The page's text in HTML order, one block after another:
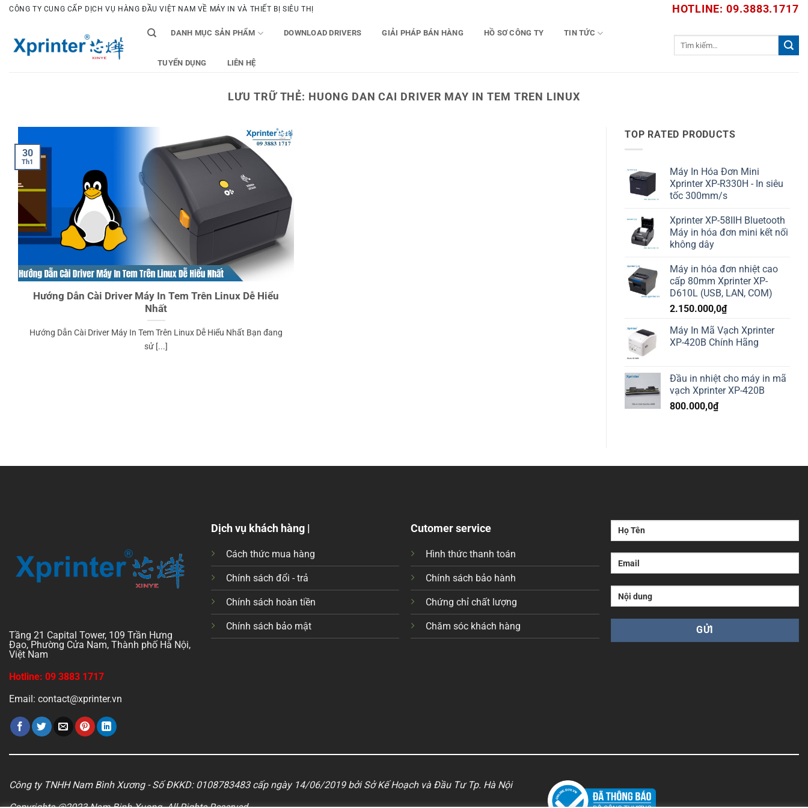
Bỏ
dung
CÔNG TY CUNG CẤP DỊCH VỤ HÀNG ĐẦU VIỆT NAM VỀ MÁY IN VÀ THIẾT BỊ SIÊU THỊ HOTLINE: 09.3883.1717
DANH MỤC SẢN PHẨM DOWNLOAD DRIVERS GIẢI PHÁP BÁN HÀNG HỒ SƠ CÔNG TY TIN TỨC
TUYỂN DỤNG LIÊN HỆ
LƯU TRỮ THẺ: HUONG DAN CAI DRIVER MAY IN TEM TREN LINUX
Hướng Dẫn Cài Driver Máy In Tem Trên Linux Dễ Hiểu
Nhất
Hướng Dẫn Cài Driver Máy In Tem Trên Linux Dễ Hiểu Nhất Bạn đang
sử [...]
30
Th1
TOP RATED PRODUCTS
Máy In Hóa Đơn Mini
Xprinter XP-R330H - In siêu
tốc 300mm/s
Xprinter XP-58IIH Bluetooth
Máy in hóa đơn mini kết nối
không dây
Máy in hóa đơn nhiệt cao
cấp 80mm Xprinter XP-
D610L (USB, LAN, COM)
2.150.000,0₫
Máy In Mã Vạch Xprinter
XP-420B Chính Hãng
Đầu in nhiệt cho máy in mã
vạch Xprinter XP-420B
800.000,0₫
Tầng 21 Capital Tower, 109 Trần Hưng
Đạo, Phường Cửa Nam, Thành phố Hà Nội,
Việt Nam
Hotline: 09 3883 1717
Email: contact@xprinter.vn
Dịch vụ khách hàng |
Cách thức mua hàng
Chính sách đổi - trả
Chính sách hoàn tiền
Chính sách bảo mật
Cutomer service
Hình thức thanh toán
Chính sách bảo hành
Chứng chỉ chất lượng
Chăm sóc khách hàng
Công ty TNHH Nam Bình Xương - Số ĐKKD: 0108783483 cấp ngày 14/06/2019 bởi Sở Kế Hoạch và Đầu Tư Tp. Hà Nội